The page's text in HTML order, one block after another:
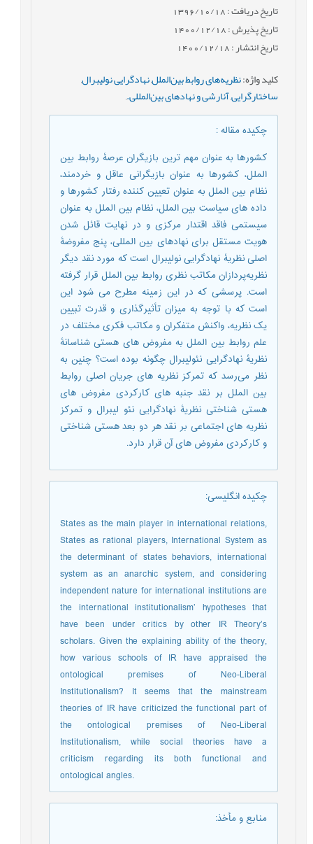
تاریخ دریافت : 1396/10/18
تاریخ پذیرش : 1400/12/18
تاریخ انتشار : 1400/12/18
کلید واژه:نظریه‌های روابط بین‌الملل,نهادگرایی نولیبرال,
ساختارگرایی,آنارشی و نهادهای بین‌المللی.,
چکیده مقاله:
کشورها به عنوان مهم ترین بازیگران عرصۀ روابط بین
الملل، کشورها به عنوان بازیگرانی عاقل و خردمند،
نظام بین الملل به عنوان تعیین کننده رفتار کشورها و
داده های سیاست بین الملل، نظام بین الملل به عنوان
سیستمی فاقد اقتدار مرکزی و در نهایت قائل شدن
هویت مستقل برای نهادهای بین المللی، پنج مفروضۀ
اصلی نظریۀ نهادگرایی نولیبرال است که مورد نقد دیگر
نظریه‌پردازان مکاتب نظری روابط بین الملل قرار گرفته
است. پرسشی که در این زمینه مطرح می شود این
است که با توجه به میزان تأثیرگذاری و قدرت تبیین
یک نظریه، واکنش متفکران و مکاتب فکری مختلف در
علم روابط بین الملل به مفروض های هستی شناسانۀ
نظریۀ نهادگرایی نئولیبرال چگونه بوده است؟ چنین به
نظر می‌رسد که تمرکز نظریه های جریان اصلی روابط
بین الملل بر نقد جنبه های کارکردی مفروض های
هستی شناختی نظریۀ نهادگرایی نئو لیبرال و تمرکز
نظریه های اجتماعی بر نقد هر دو بعد هستی شناختی
و کارکردی مفروض های آن قرار دارد.
چکیده انگلیسی:
States as the main player in international relations,
States as rational players, International System as
the determinant of states behaviors, international
system as an anarchic system, and considering
independent nature for international institutions are
the international institutionalism’ hypotheses that
have been under critics by other IR Theory’s
scholars. Given the explaining ability of the theory,
how various schools of IR have appraised the
ontological premises of Neo-Liberal
Institutionalism? It seems that the mainstream
theories of IR have criticized the functional part of
the ontological premises of Neo-Liberal
Institutionalism, while social theories have a
criticism regarding its both functional and
ontological angles.
منابع و مأخذ: